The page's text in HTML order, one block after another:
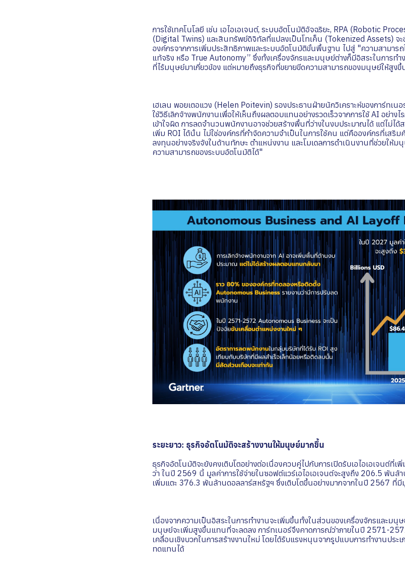
การใช้เทคโนโลยี เช่น เอไอเอเจนต์, ระบบอัตโนมัติอัจฉริยะ, RPA (Robotic
(Digital Twins) และสินทรัพย์ดิจิทัลที่แปลงเป็นโทเค็น (Tokenized Assets) จะ
องค์กรจากการเพิ่มประสิทธิภาพและระบบอัตโนมัติขั้นพื้นฐาน ไปสู่ "ความสามารถ
แท้จริง หรือ True Autonomy” ซึ่งทั้งเครื่องจักรและมนุษย์ต่างก็มีอิสระในการท
ที่ไร้มนุษย์มาเกี่ยวข้อง แต่หมายถึงธุรกิจที่ขยายขีดความสามารถของมนุษย์ให้สูงขึ้
เฮเลน พอยเตอแวง (Helen Poitevin) รองประธานฝ่ายนักวิเคราะห์ของการ์ทเน
ใช้วิธีเลิกจ้างพนักงานเพื่อให้เห็นถึงผลตอบแทนอย่างรวดเร็วจากการใช้ AI อย่าง
เข้าใจผิด การลดจำนวนพนักงานอาจช่วยสร้างพื้นที่ว่างในงบประมาณได้ แต่ไม่ไ
เพิ่ม ROI ได้นั้น ไม่ใช่องค์กรที่กำจัดความจำเป็นในการใช้คน แต่คือองค์กรที่เสริ
ลงทุนอย่างจริงจังในด้านทักษะ ตำแหน่งงาน และโมเดลการดำเนินงานที่ช่วยให้ม
ความสามารถของระบบอัตโนมัติได้"
ระยะยาว: ธุรกิจอัตโนมัติจะสร้างงานให้มนุษย์มากขึ้น
ธุรกิจอัตโนมัติจะยังคงเติบโตอย่างต่อเนื่องควบคู่ไปกับการเปิดรับเอไอเอเจนต์ที่
ว่า ในปี 2569 นี้ มูลค่าการใช้จ่ายในซอฟต์แวร์เอไอเอเจนต์จะสูงถึง 206.5 พันล้
เพิ่มแตะ 376.3 พันล้านดอลลาร์สหรัฐฯ ซึ่งเติบโตขึ้นอย่างมากจากในปี 2567 ที่
เนื่องจากความเป็นอิสระในการทำงานจะเพิ่มขึ้นทั้งในส่วนของเครื่องจักรและมนุ
มนุษย์จะเพิ่มสูงขึ้นแทนที่จะลดลง การ์ทเนอร์จึงคาดการณ์ว่าภายในปี 2571-
เคลื่อนเชิงบวกในการสร้างงานใหม่ โดยได้รับแรงหนุนจากรูปแบบการทำงานประ
ทดแทนได้